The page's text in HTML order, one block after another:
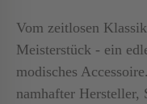
Vom zeitlosen
Meisterstück - ein
modisches
namhafter Hersteller,